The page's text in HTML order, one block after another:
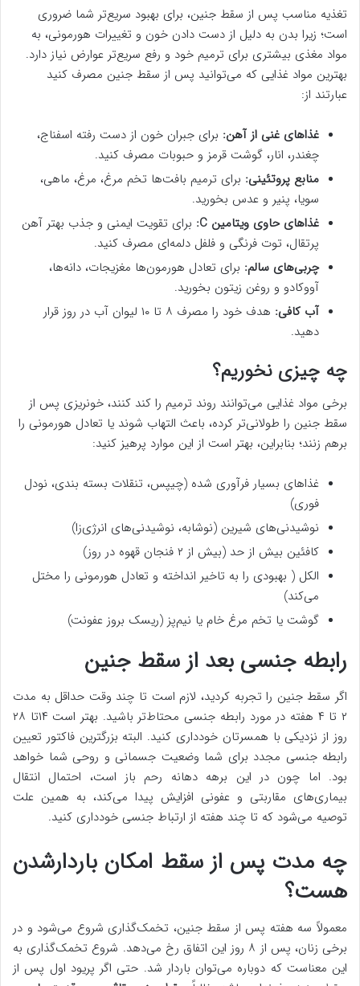
تغذیه مناسب پس از سقط جنین، برای بهبود سریع‌تر شما ضروری
است؛ ‌زیرا بدن به دلیل از دست دادن خون و تغییرات هورمونی، به
مواد مغذی بیشتری برای ترمیم خود و رفع سریع‌تر عوارض نیاز دارد.
بهترین مواد غذایی که می‌توانید پس از سقط جنین مصرف کنید
عبارتند از:
غذاهای غنی از آهن: برای جبران خون از دست رفته اسفناج،
چغندر، انار، گوشت قرمز و حبوبات مصرف کنید.
منابع پروتئینی: برای ترمیم بافت‌ها تخم مرغ، مرغ، ماهی،
سویا، پنیر و عدس بخورید.
غذاهای حاوی ویتامین C
: برای تقویت ایمنی و جذب بهتر آهن
پرتقال، توت فرنگی و فلفل دلمه‌ای مصرف کنید.
چربی‌های سالم: برای تعادل هورمون‌ها مغزیجات، دانه‌ها،
آووکادو و روغن زیتون بخورید.
آب کافی:
هدف خود را مصرف ۸ تا ۱۰ لیوان آب در روز قرار
دهید.
چه چیزی نخوریم؟
برخی مواد غذایی می‌توانند روند ترمیم را کند کنند، خونریزی پس از
سقط جنین را طولانی‌تر کرده، باعث التهاب شوند یا تعادل هورمونی را
برهم زنند؛ بنابراین، بهتر است از این موارد پرهیز کنید:
غذاهای بسیار فرآوری شده (چیپس، تنقلات بسته بندی، نودل
فوری)
نوشیدنی‌های شیرین (نوشابه، نوشیدنی‌های انرژی‌زا)
کافئین بیش از حد (بیش از ۲ فنجان قهوه در روز)
الکل ( بهبودی را به تاخیر انداخته و تعادل هورمونی را مختل
می‌کند)
گوشت یا تخم مرغ خام یا نیم‌پز (ریسک بروز عفونت)
رابطه جنسی بعد از سقط جنین
اگر سقط جنین را تجربه کردید، لازم است تا چند وقت حداقل به مدت
۲ تا ۴ هفته در مورد رابطه جنسی محتاط‌تر باشید. بهتر است ۱۴تا ۲۸
روز از نزدیکی با همسرتان خودداری کنید. البته بزرگترین فاکتور تعیین
رابطه جنسی مجدد برای شما وضعیت جسمانی و روحی شما خواهد
بود. اما چون در این برهه دهانه رحم باز است، احتمال انتقال
بیماری‌های مقاربتی و عفونی افزایش پیدا می‌کند، به همین علت
توصیه می‌شود که تا چند هفته از ارتباط جنسی خودداری کنید.
چه مدت پس از سقط امکان باردارشدن
هست؟
معمولاً سه هفته پس از سقط جنین، تخمک‌گذاری شروع می‌شود و در
برخی زنان، پس از ۸ روز این اتفاق رخ می‌دهد. شروع تخمک‌گذاری به
این معناست که دوباره می‌توان باردار شد. حتی اگر پریود اول پس از